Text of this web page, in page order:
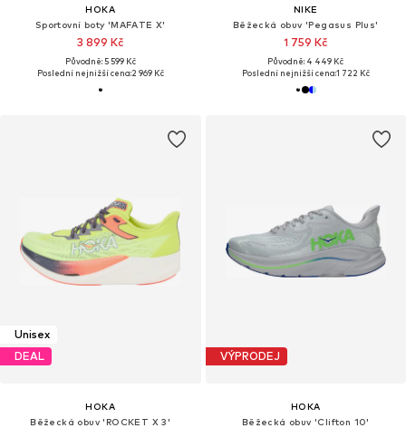
HOKA
Sportovní boty 'MAFATE X'
3 899 Kč
Původně: 5 599 Kč
Poslední nejnižší cena:2 969 Kč
NIKE
Běžecká obuv 'Pegasus Plus'
1 759 Kč
Původně: 4 449 Kč
Poslední nejnižší cena:1 722 Kč
Unisex
DEAL
HOKA
Běžecká obuv 'ROCKET X 3'
VÝPRODEJ
HOKA
Běžecká obuv 'Clifton 10'